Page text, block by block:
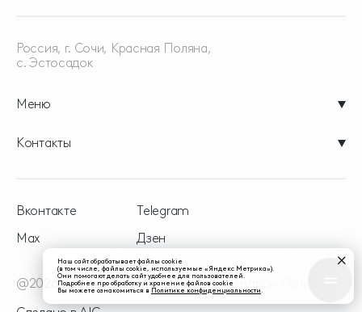
Меню
Россия, г. Сочи, Красная Поляна,
с. Эстосадок
Контакты
@2026 - официальный сайт курорта Газпром Поляна
Вконтакте
Telegram
Max
Дзен
Наш сайт обрабатывает файлы cookie
(в том числе, файлы cookie, используемые «Яндекс Метрика»).
Они помогают делать сайт удобнее для пользователей.
Подробнее про обработку и хранение файлов cookie
Вы можете ознакомиться в Политике конфиденциальности.